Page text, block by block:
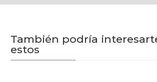
También podría
estos